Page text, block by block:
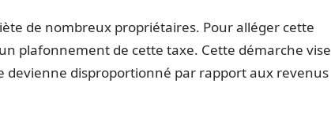
de nombreux propriétaires. Pour alléger cette
plafonnement de cette taxe. Cette démarche vise
devienne disproportionné par rapport aux revenus